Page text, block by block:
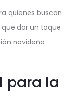
quienes buscan
que dar un toque
navideña.
para la